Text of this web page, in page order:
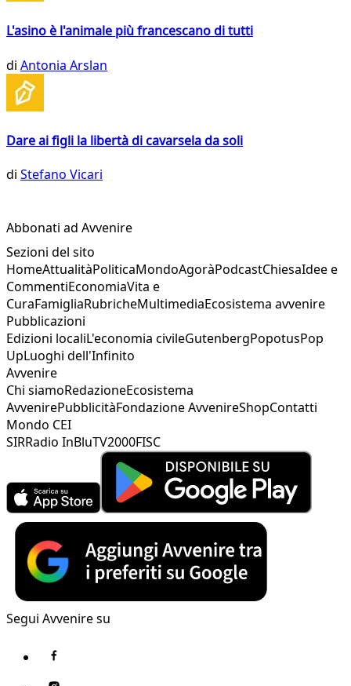
L'asino è l'animale più francescano di tutti
di Antonia Arslan
Dare ai figli la libertà di cavarsela da soli
di Stefano Vicari
Abbonati ad Avvenire
Sezioni del sito
HomeAttualitàPoliticaMondoAgoràPodcastChiesaIdee e
CommentiEconomiaVita e
CuraFamigliaRubricheMultimediaEcosistema avvenire
Pubblicazioni
Edizioni localiL'economia civileGutenbergPopotusPop
UpLuoghi dell'Infinito
Avvenire
Chi siamoRedazioneEcosistema
AvvenirePubblicitàFondazione AvvenireShopContatti
Mondo CEI
SIRRadio InBluTV2000FISC
Segui Avvenire su